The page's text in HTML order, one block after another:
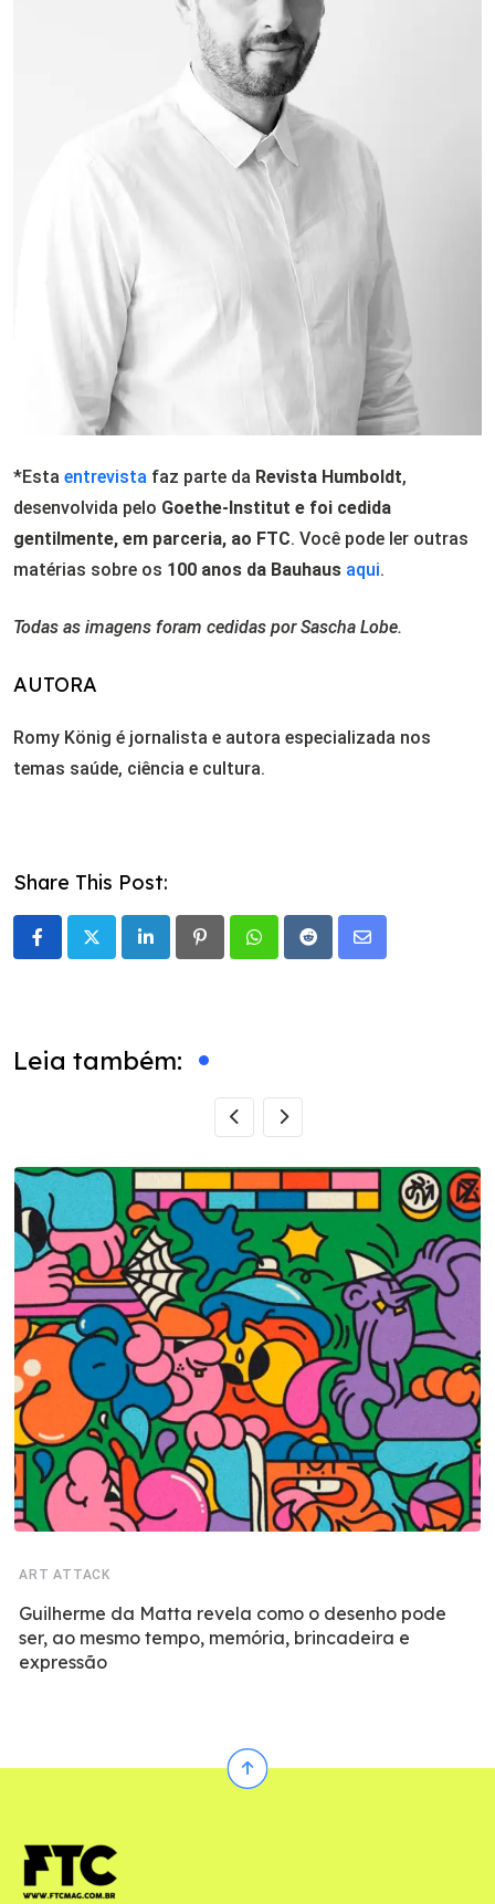
*Esta entrevista faz parte da Revista Humboldt,
desenvolvida pelo Goethe-Institut e foi cedida
gentilmente, em parceria, ao FTC. Você pode ler outras
matérias sobre os 100 anos da Bauhaus aqui.
Todas as imagens foram cedidas por Sascha Lobe.
AUTORA
Romy König é jornalista e autora especializada nos
temas saúde, ciência e cultura.
Share This Post:
LinkedIn PinterestWhatsappRedditShare
Leia também:
ART ATTACK
Guilherme da Matta revela como o desenho pode
ser, ao mesmo tempo, memória, brincadeira e
expressão